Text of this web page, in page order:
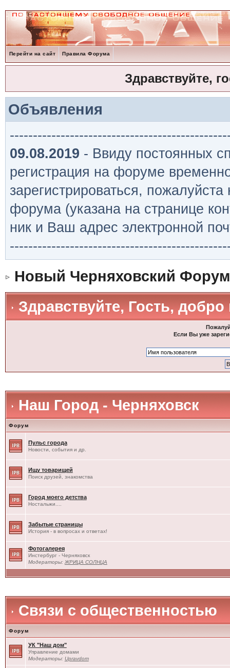
Перейти на сайт Правила Форума
Здравствуйте,
Объявления
09.08.2019 - Ввиду постоянных
регистрация на форуме
зарегистрироваться,
форума (указана на странице
ник и Ваш адрес электронной
Новый Черняховский Форум
Здравствуйте, Гость,
Если Вы уже
Наш Город - Черняховск
Форум
Пульс города
Новости, события и др.
Ищу товарищей
Поиск друзей, знакомства
Город моего детства
Ностальжи....
Забытые страницы
История - в вопросах и ответах!
Фотогалерея
Инстербург - Черняховск
Модераторы: ЖРИЦА СОЛНЦА
Связи с общественностью
Форум
УК "Наш дом"
Управление домами
Модераторы: Upravdom